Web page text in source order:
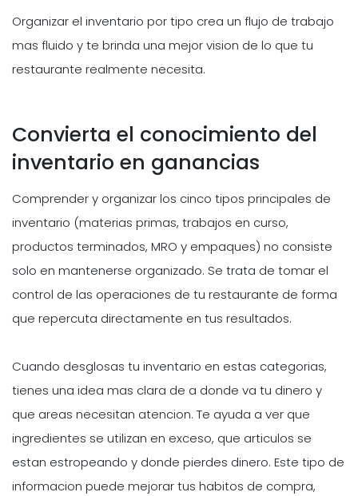
Organizar el inventario por tipo crea un flujo de trabajo
mas fluido y te brinda una mejor vision de lo que tu
restaurante realmente necesita.
Convierta el conocimiento del
inventario en ganancias
Comprender y organizar los cinco tipos principales de
inventario (materias primas, trabajos en curso,
productos terminados, MRO y empaques) no consiste
solo en mantenerse organizado. Se trata de tomar el
control de las operaciones de tu restaurante de forma
que repercuta directamente en tus resultados.
Cuando desglosas tu inventario en estas categorias,
tienes una idea mas clara de a donde va tu dinero y
que areas necesitan atencion. Te ayuda a ver que
ingredientes se utilizan en exceso, que articulos se
estan estropeando y donde pierdes dinero. Este tipo de
informacion puede mejorar tus habitos de compra,